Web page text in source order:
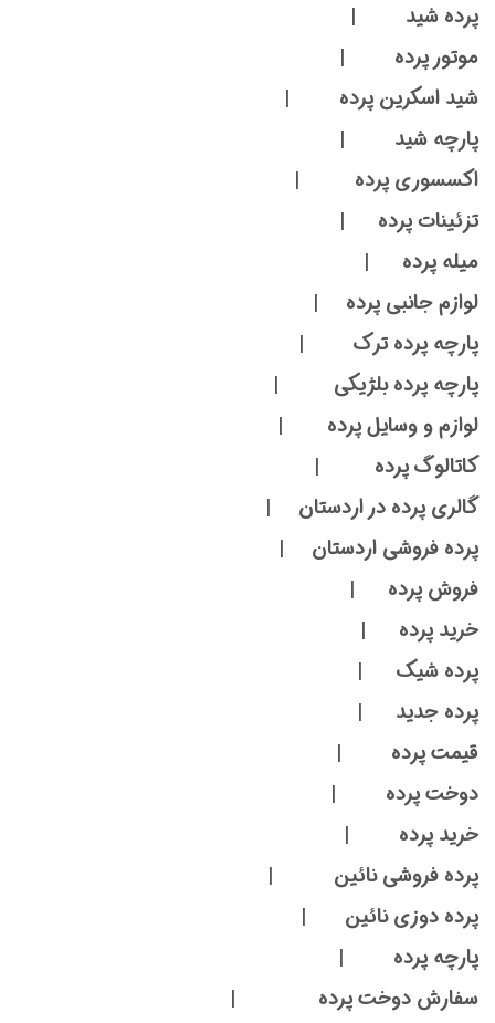
پرده شید |
موتور پرده |
شید اسکرین پرده |
پارچه شید |
اکسسوری پرده |
تزئینات پرده |
میله پرده |
لوازم جانبی پرده |
پارچه پرده ترک |
پارچه پرده بلژیکی |
لوازم و وسایل پرده |
کاتالوگ پرده |
گالری پرده در اردستان |
پرده فروشی اردستان |
فروش پرده |
خرید پرده |
پرده شیک |
پرده جدید |
قیمت پرده |
دوخت پرده |
خرید پرده |
پرده فروشی نائین |
پرده دوزی نائین |
پارچه پرده |
سفارش دوخت پرده |